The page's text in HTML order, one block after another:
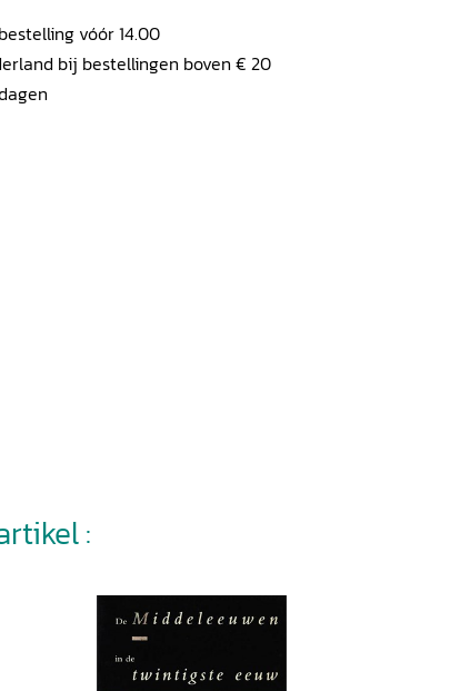
vóór 14.00
bij bestellingen boven € 20
: